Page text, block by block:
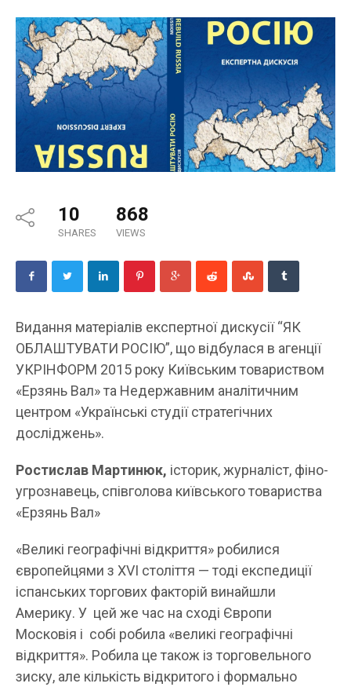
10
SHARES
868
VIEWS
Видання матеріалів експертної дискусії “ЯК
ОБЛАШТУВАТИ РОСІЮ”, що відбулася в агенції
УКРІНФОРМ 2015 року Київським товариством
«Ерзянь Вал» та Недержавним аналітичним
центром «Українські студії стратегічних
досліджень».
Ростислав Мартинюк, історик, журналіст, фіно-
угрознавець, співголова київського товариства
«Ерзянь Вал»
«Великі географічні відкриття» робилися
європейцями з XVI століття — тоді експедиції
іспанських торгових факторій винайшли
Америку. У цей же час на сході Європи
Московія і собі робила «великі географічні
відкриття». Робила це також із торговельного
зиску, але кількість відкритого і формально